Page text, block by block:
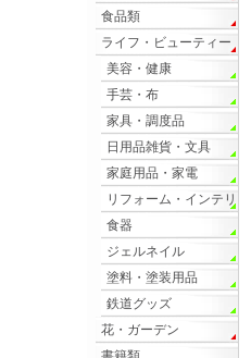
食品類
ライフ・ビューティー
美容・健康
手芸・布
家具・調度品
日用品雑貨・文具
家庭用品・家電
リフォーム・インテリ
ア
食器
ジェルネイル
塗料・塗装用品
鉄道グッズ
花・ガーデン